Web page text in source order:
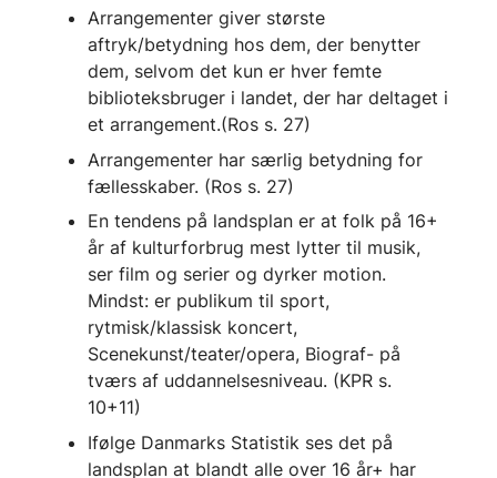
Arrangementer giver største
aftryk/betydning hos dem, der benytter
dem, selvom det kun er hver femte
biblioteksbruger i landet, der har deltaget i
et arrangement.(Ros s. 27)
Arrangementer har særlig betydning for
fællesskaber. (Ros s. 27)
En tendens på landsplan er at folk på 16+
år af kulturforbrug mest lytter til musik,
ser film og serier og dyrker motion.
Mindst: er publikum til sport,
rytmisk/klassisk koncert,
Scenekunst/teater/opera, Biograf- på
tværs af uddannelsesniveau. (KPR s.
10+11)
Ifølge Danmarks Statistik ses det på
landsplan at blandt alle over 16 år+ har